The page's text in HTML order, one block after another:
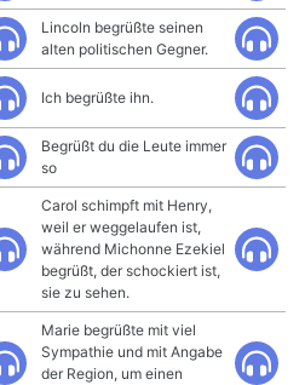
Lincoln begrüßte seinen
alten politischen Gegner.
Ich begrüßte ihn.
Begrüßt du die Leute immer
so
Carol schimpft mit Henry,
weil er weggelaufen ist,
während Michonne Ezekiel
begrüßt, der schockiert ist,
sie zu sehen.
Marie begrüßte mit viel
Sympathie und mit Angabe
der Region, um einen